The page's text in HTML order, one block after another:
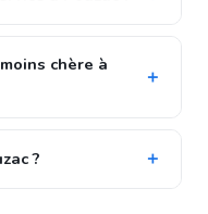
chère à
?